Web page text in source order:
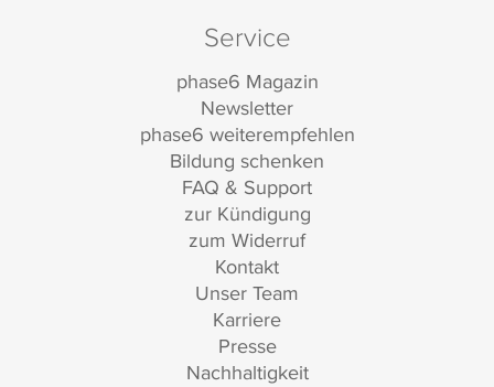
Service
phase6 Magazin
Newsletter
phase6 weiterempfehlen
Bildung schenken
FAQ & Support
zur Kündigung
zum Widerruf
Kontakt
Unser Team
Karriere
Presse
Nachhaltigkeit